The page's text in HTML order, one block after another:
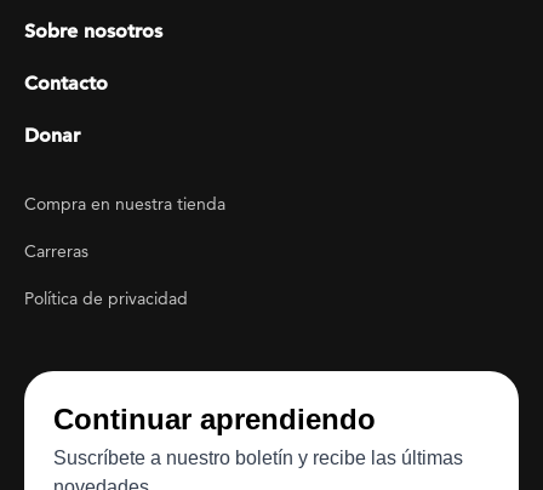
Sobre nosotros
Contacto
Donar
Footer Utility
Compra en nuestra tienda
Carreras
Política de privacidad